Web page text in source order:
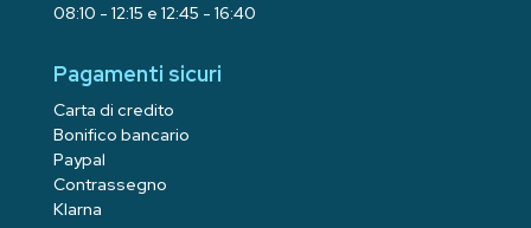
08:10 - 12:15 e 12:45 - 16:40
Pagamenti sicuri
Carta di credito
Bonifico bancario
Paypal
Contrassegno
Klarna